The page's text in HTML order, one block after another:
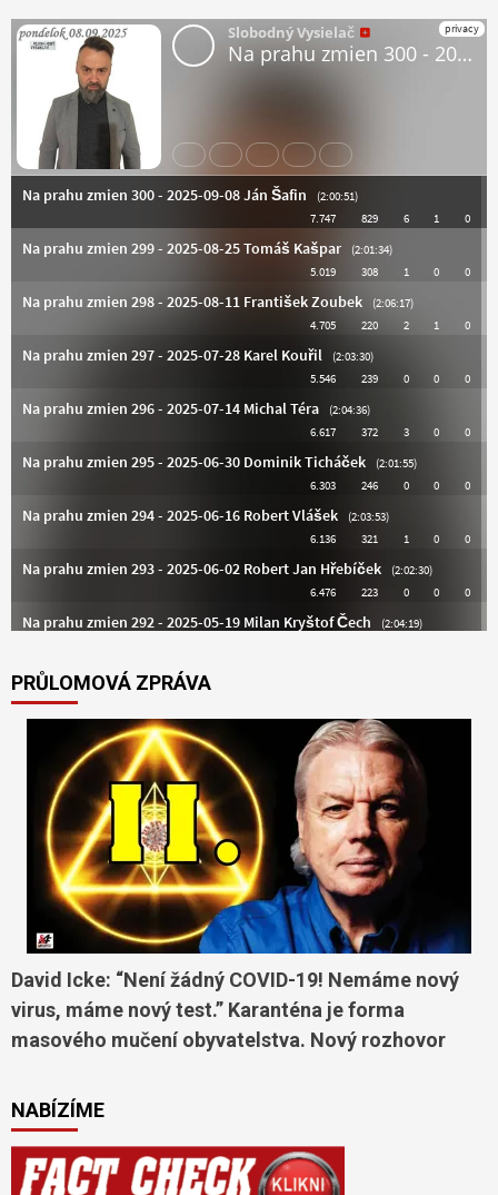
PRŮLOMOVÁ ZPRÁVA
David Icke: “Není žádný COVID-19! Nemáme nový
virus, máme nový test.” Karanténa je forma
masového mučení obyvatelstva. Nový rozhovor
NABÍZÍME